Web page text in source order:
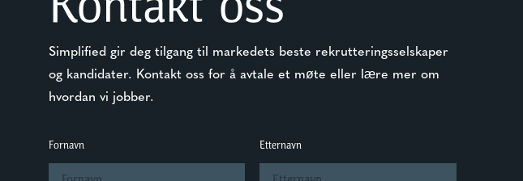
Simplified gir deg tilgang til markedets beste rekrutteringsselskaper
og kandidater. Kontakt oss for å avtale et møte eller lære mer om
hvordan vi jobber.
Fornavn Etternavn